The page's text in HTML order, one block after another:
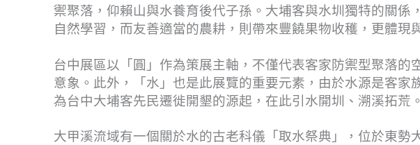
禦聚落，仰賴⼭與⽔養育後代⼦孫。⼤埔客與⽔圳獨特的關係
⾃然學習，而友善適當的農耕，則帶來豐饒果物收穫，更體現
台中展區以「圓」作為策展主軸，不僅代表客家防禦型聚落的
意象。此外，「水」也是此展覽的重要元素，由於⽔源是客家
為台中⼤埔客先⺠遷徙開墾的源起，在此引⽔開圳、溯溪拓荒。
大甲溪流域有一個關於水的古老科儀「取水祭典」，位於東勢